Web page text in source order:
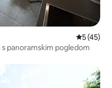
Prosječna
5 (45)
s panoramskim pogledom
„Odabrali gosti”